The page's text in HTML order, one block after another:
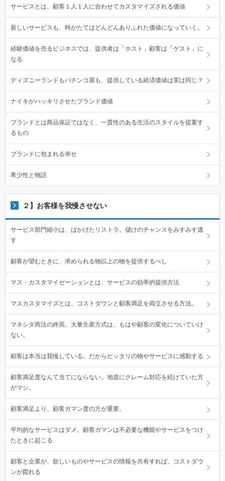
サービスとは、顧客１人１人に合わせてカスタマイズされる価値
新しいサービスも、時がたてばどんどんありふれた価値になっていく。
経験価値を売るビジネスでは、提供者は「ホスト」顧客は「ゲスト」に
なる
ディズニーランドもパチンコ屋も、提供している経済価値は実は同じ？
ナイキがハッキリさせたブランド価値
ブランドとは商品保証ではなく、一貫性のある生活のスタイルを提案す
るもの
ブランドに包まれる幸せ
希少性と物語
２】お客様を我慢させない
サービス部門縮小は、ばかげたリストラ。儲けのチャンスをみすみす逃
す
顧客が望むときに、求められる物以上の物を提供するべし
マス・カスタマイゼーションとは、サービスの効率的提供方法
マスカスタマイズとは、コストダウンと顧客満足を両立させる方法。
マネシタ商法の終焉。大量生産方式は、もはや顧客の変化についていけ
ない。
顧客は本当は我慢している。だからピッタリの物やサービスに感動する
顧客満足度なんて当てにならない。地道にクレーム対応を続けていた方
がマシ。
顧客満足より、顧客ガマン度の方が重要。
平均的なサービスはダメ。顧客ガマンは不必要な機能やサービスをつけ
たときに起こる
顧客と企業が、欲しいものやサービスの情報を共有すれば、コストダウ
ンが図れる